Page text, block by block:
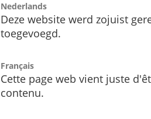
Nederlands
Deze website werd zojuist
toegevoegd.
Français
Cette page web vient juste
contenu.